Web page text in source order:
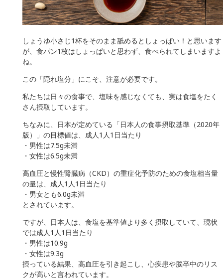
しょうゆ小さじ1杯をそのまま舐めるとしょっぱい！と思います
が、食パン1枚はしょっぱいと思わず、食べられてしまいますよ
ね。
この「隠れ塩分」にこそ、注意が必要です。
私たちは日々の食事で、塩味を感じなくても、実は食塩をたく
さん摂取しています。
ちなみに、日本が定めている「日本人の食事摂取基準（2020年
版）」の目標値は、成人1人1日当たり
・男性は7.5g未満
・女性は6.5g未満
高血圧と慢性腎臓病（CKD）の重症化予防のための食塩相当量
の量は、成人1人1日当たり
・男女とも6.0g未満
とされています。
ですが、日本人は、食塩を基準値より多く摂取していて、現状
では成人1人1日当たり
・男性は10.9g
・女性は9.3g
摂っている結果、高血圧を引き起こし、心疾患や脳卒中のリス
クが高いと言われています。